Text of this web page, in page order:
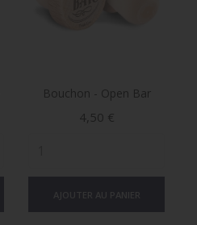
Bouchon - Open Bar
Prix
4,50 €